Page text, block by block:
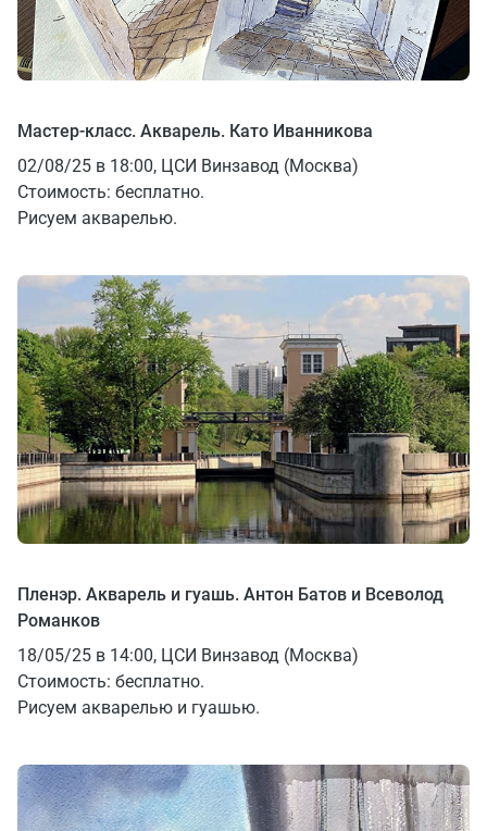
Мастер-класс. Акварель. Като Иванникова
02/08/25 в 18:00, ЦСИ Винзавод (Москва)
Стоимость: бесплатно.
Рисуем акварелью.
Пленэр. Акварель и гуашь. Антон Батов и Всеволод
Романков
18/05/25 в 14:00, ЦСИ Винзавод (Москва)
Стоимость: бесплатно.
Рисуем акварелью и гуашью.